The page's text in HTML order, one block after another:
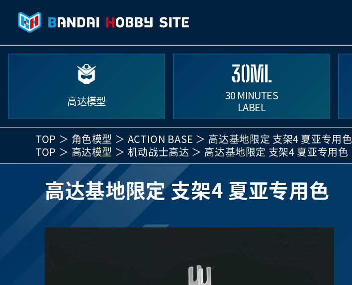
高达模型
30 MINUTES
LABEL
TOP 角色模型 ACTION BASE
高达基地限定 支架4 夏亚专用色
TOP
高达模型 机动战士高达 高达基地限定 支架4 夏亚专用色
高达基地限定 支架4 夏亚专用色